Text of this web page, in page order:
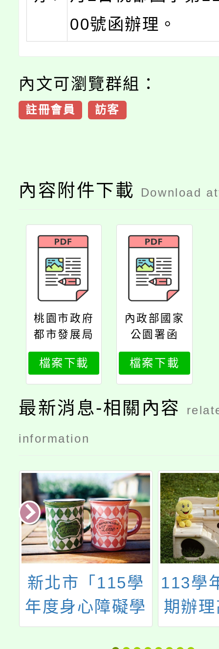
00號函辦理。
內文可瀏覽群組：
註冊會員 訪客
內容附件下載 Download
桃園市政府
都市發展局
函
檔案下載
內政部國家
公園署函
檔案下載
最新消息-相關內容
information
新北市「115學
年度身心障礙學
生適性輔導安
113學
期辦
以下